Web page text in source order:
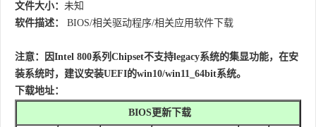
文件大小： 未知
软件描述：
BIOS/相关驱动程序/相关应用软件下载
注意： 因Intel 800系列Chipset不支持legacy系统的集显功能，在安
装系统时，建议安装UEFI的win10/win11_64bit系统。
下载地址：
BIOS更新下载